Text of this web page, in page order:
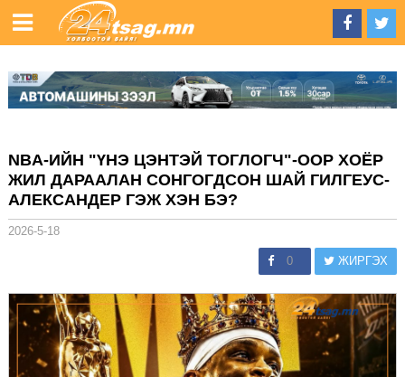
NBA-ИЙН "ҮНЭ ЦЭНТЭЙ ТОГЛОГЧ"-ООР ХОЁР
ЖИЛ ДАРААЛАН СОНГОГДСОН ШАЙ ГИЛГЕУС-
АЛЕКСАНДЕР ГЭЖ ХЭН БЭ?
2026-5-18
0 ЖИРГЭХ